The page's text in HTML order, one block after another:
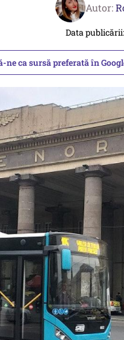
Autor:
Data
ne ca sursă preferată în